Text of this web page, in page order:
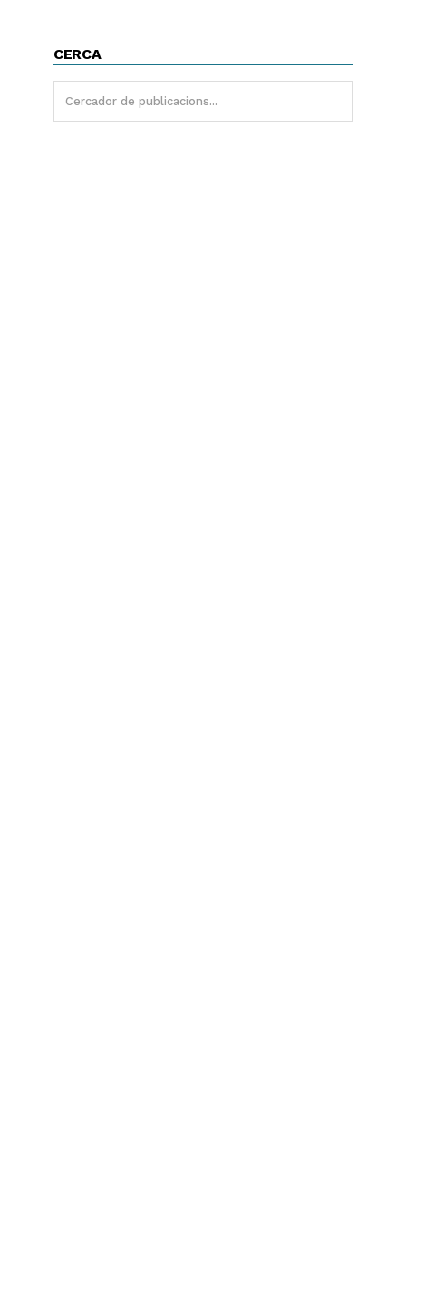
CERCA